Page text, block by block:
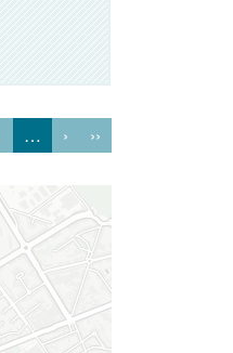
… › ››